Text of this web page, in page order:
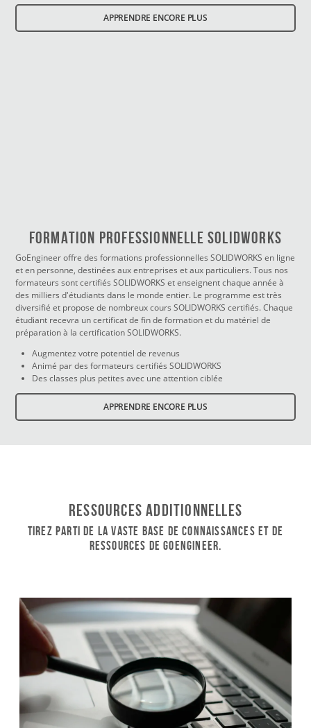
APPRENDRE ENCORE PLUS
FORMATION PROFESSIONNELLE SOLIDWORKS
GoEngineer offre des formations professionnelles SOLIDWORKS en ligne
et en personne, destinées aux entreprises et aux particuliers. Tous nos
formateurs sont certifiés SOLIDWORKS et enseignent chaque année à
des milliers d'étudiants dans le monde entier. Le programme est très
diversifié et propose de nombreux cours SOLIDWORKS certifiés. Chaque
étudiant recevra un certificat de fin de formation et du matériel de
préparation à la certification SOLIDWORKS.
Augmentez votre potentiel de revenus
Animé par des formateurs certifiés SOLIDWORKS
Des classes plus petites avec une attention ciblée
APPRENDRE ENCORE PLUS
Ressources additionnelles
Tirez parti de la vaste base de connaissances et de
ressources de GoEngineer.